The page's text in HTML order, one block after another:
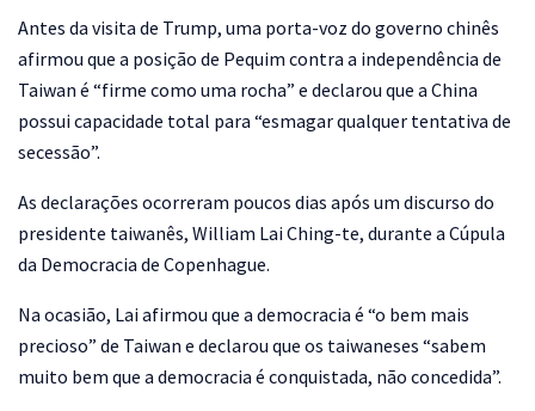
Antes da visita de Trump, uma porta-voz do governo chinês
afirmou que a posição de Pequim contra a independência de
Taiwan é “firme como uma rocha” e declarou que a China
possui capacidade total para “esmagar qualquer tentativa de
secessão”.
As declarações ocorreram poucos dias após um discurso do
presidente taiwanês, William Lai Ching-te, durante a Cúpula
da Democracia de Copenhague.
Na ocasião, Lai afirmou que a democracia é “o bem mais
precioso” de Taiwan e declarou que os taiwaneses “sabem
muito bem que a democracia é conquistada, não concedida”.